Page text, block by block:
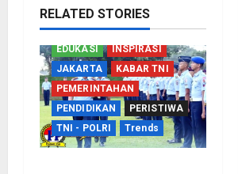
RELATED STORIES
EDUKASI
INSPIRASI
JAKARTA
KABAR TNI
PEMERINTAHAN
PENDIDIKAN
PERISTIWA
TNI - POLRI
Trends